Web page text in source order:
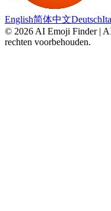
English简体中文Deutsch
© 2026 AI Emoji Finder |
rechten voorbehouden.